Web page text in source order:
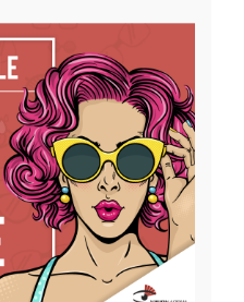
Ottica Zoldan